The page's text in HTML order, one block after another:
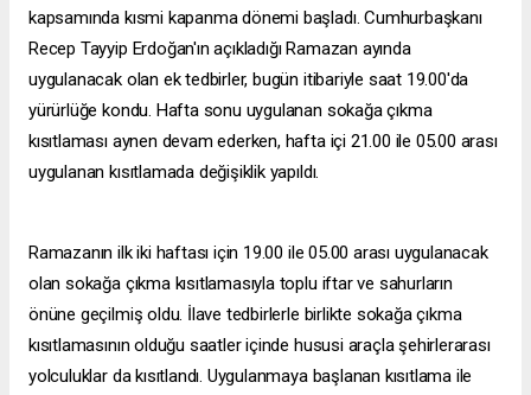
kapsamında kısmi kapanma dönemi başladı. Cumhurbaşkanı
Recep Tayyip Erdoğan'ın açıkladığı Ramazan ayında
uygulanacak olan ek tedbirler, bugün itibariyle saat 19.00'da
yürürlüğe kondu. Hafta sonu uygulanan sokağa çıkma
kısıtlaması aynen devam ederken, hafta içi 21.00 ile 05.00 arası
uygulanan kısıtlamada değişiklik yapıldı.
Ramazanın ilk iki haftası için 19.00 ile 05.00 arası uygulanacak
olan sokağa çıkma kısıtlamasıyla toplu iftar ve sahurların
önüne geçilmiş oldu. İlave tedbirlerle birlikte sokağa çıkma
kısıtlamasının olduğu saatler içinde hususi araçla şehirlerarası
yolculuklar da kısıtlandı. Uygulanmaya başlanan kısıtlama ile